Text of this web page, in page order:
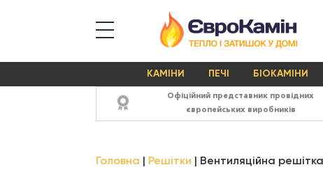
КАМІНИ ПЕЧІ БІОКАМІНИ
Офіційний представник провідних
європейських виробників
Головна Решітки Вентиляційна